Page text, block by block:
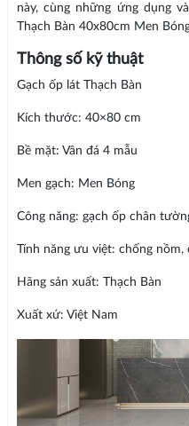
này, cùng những ứng dụng
Thạch Bàn 40x80cm Men
Thông số kỹ thuật
Gạch ốp lát Thạch Bàn
Kích thước: 40×80 cm
Bề mặt: Vân đá 4 mẫu
Men gạch: Men Bóng
Công năng: gạch ốp chân
Tính năng ưu việt: chống
Hãng sản xuất: Thạch Bàn
Xuất xứ: Việt Nam